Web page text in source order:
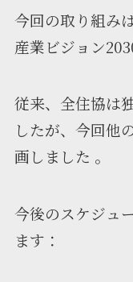
今回の取り組み
産業ビジョン
従来、全住協は
したが、今回他
画しました 。
今後のスケジュ
ます：